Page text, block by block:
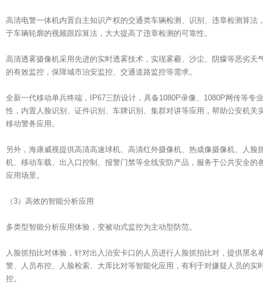
高清电警一体机内置自主知识产权的交通类车辆检测、识别、违章检测算法
于车辆轮廓的视频跟踪算法，大大提高了违章检测的可靠性。
高清透雾摄像机采用先进的实时透雾技术，实现雾霾、沙尘、阴朦等恶劣天
的有效监控，保障城市治安监控、交通道路监控等需求。
全新一代移动单兵终端，IP67三防设计，具备1080P录像、1080P网传等专
性，内置人脸识别、证件识别、车牌识别、集群对讲等应用，帮助公安机关
移动警务应用。
另外，海康威视提供高清高速球机、高清红外摄像机、热成像摄像机、人脸
机、移动车载、出入口控制、报警门禁等全线安防产品，服务于公共安全的
应用场景。
（3）高效的智能分析应用
多类型智能分析应用体验，变被动式监控为主动型防范。
人脸抓拍比对体验，针对出入治安卡口的人员进行人脸抓拍比对，提供黑名
警、人员布控、人脸检索、大库比对等智能化应用，有利于对嫌疑人员的实
控。